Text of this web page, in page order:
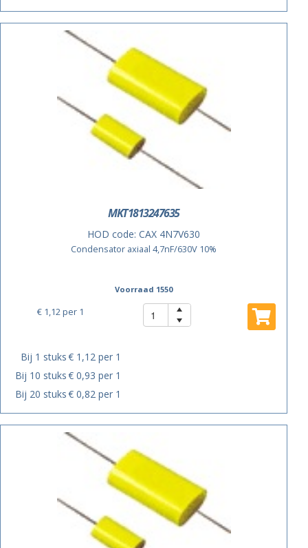
MKT1813247635
HOD code: CAX 4N7V630
Condensator axiaal 4,7nF/630V 10%
Voorraad 1550
€ 1,12per 1
Bij 1 stuks€ 1,12 per 1
Bij 10 stuks€ 0,93 per 1
Bij 20 stuks€ 0,82 per 1